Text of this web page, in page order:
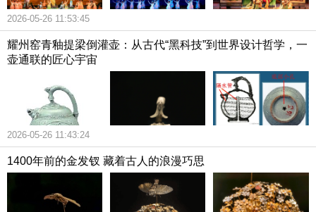
2026-05-26 11:53:45
耀州窑青釉提梁倒灌壶：从古代“黑科技”到世界设计哲学，一
壶通联的匠心宇宙
2026-05-26 11:43:24
1400年前的金发钗 藏着古人的浪漫巧思